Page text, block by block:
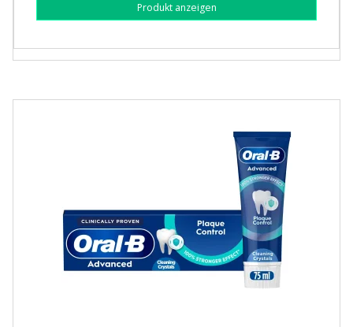
Produkt anzeigen